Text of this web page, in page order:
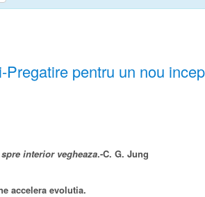
pentru un nou
interior vegheaza.-C. G. Jung
accelera evolutia.